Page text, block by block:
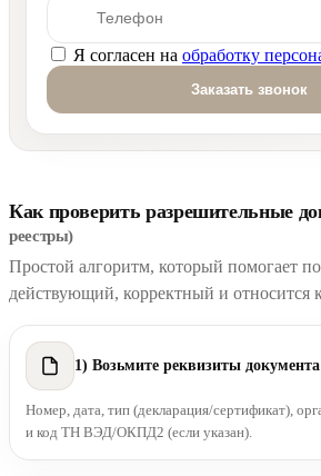
Оставьте это поле пустым.
Я согласен на обработку
Как проверить разрешительные
реестры)
Простой алгоритм, который помогает
действующий, корректный и относится
1) Возьмите реквизиты документа
Номер, дата, тип (декларация/сертификат),
и код ТН ВЭД/ОКПД2 (если указан).